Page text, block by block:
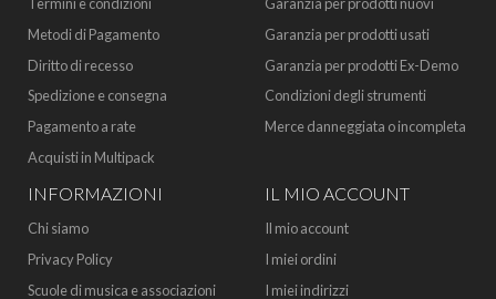
Metodi di Pagamento
Diritto di recesso
Spedizione e consegna
Pagamento a rate
Acquisti in Multipack
Garanzia per prodotti usati
Garanzia per prodotti Ex-Demo
Condizioni degli strumenti
Merce danneggiata o incompleta
INFORMAZIONI
Chi siamo
Privacy Policy
Scuole di musica e associazioni
IL MIO ACCOUNT
Il mio account
I miei ordini
I miei indirizzi